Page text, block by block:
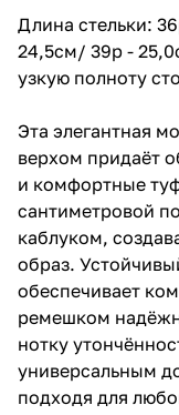
Длина стельки:
24,5см/ 39р -
узкую полноту
Эта элегантная
верхом придаёт
и комфортные
сантиметровой
каблуком,
образ.
обеспечивает
ремешком
нотку
универсальным
подходя для